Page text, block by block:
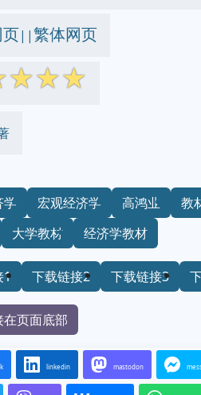
||繁体网页
☆☆☆
学
宏观经济学 高鸿业
教
大学教材 经济学教材
1 下载链接2 下载链接3
页面底部
linkedin mastodon